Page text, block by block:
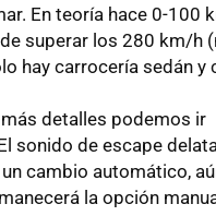
En teoría hace 0-100
superar los 280 km/h
hay carrocería sedán y
detalles podemos ir
sonido de escape delata
cambio automático,
la opción